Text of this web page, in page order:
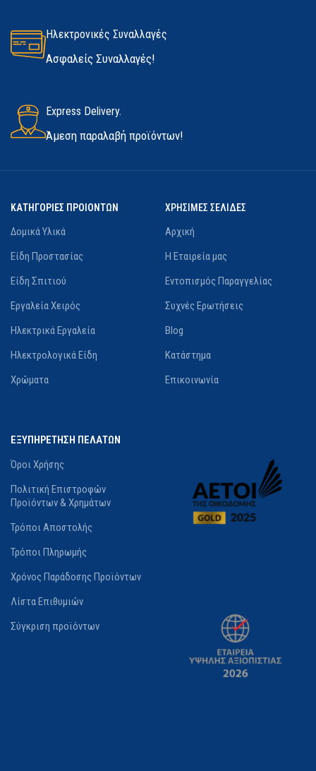
Ηλεκτρονικές Συναλλαγές
Ασφαλείς Συναλλαγές!
Express Delivery.
Άμεση παραλαβή προϊόντων!
ΚΑΤΗΓΟΡΙΕΣ ΠΡΟΙΟΝΤΩΝ
Δομικά Υλικά
Είδη Προστασίας
Είδη Σπιτιού
Εργαλεία Χειρός
Ηλεκτρικά Εργαλεία
Ηλεκτρολογικά Είδη
Χρώματα
ΧΡΗΣΙΜΕΣ ΣΕΛΙΔΕΣ
Αρχική
Η Εταιρεία μας
Εντοπισμός Παραγγελίας
Συχνές Ερωτήσεις
Blog
Κατάστημα
Επικοινωνία
ΕΞΥΠΗΡΕΤΗΣΗ ΠΕΛΑΤΩΝ
Όροι Χρήσης
Πολιτική Επιστροφών
Προϊόντων & Χρημάτων
Τρόποι Αποστολής
Τρόποι Πληρωμής
Χρόνος Παράδοσης Προϊόντων
Λίστα Επιθυμιών
Σύγκριση προϊόντων